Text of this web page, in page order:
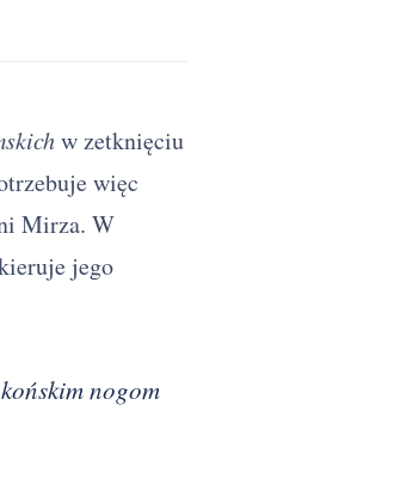
w zetknięciu
więc
Mirza. W
jego
nogom